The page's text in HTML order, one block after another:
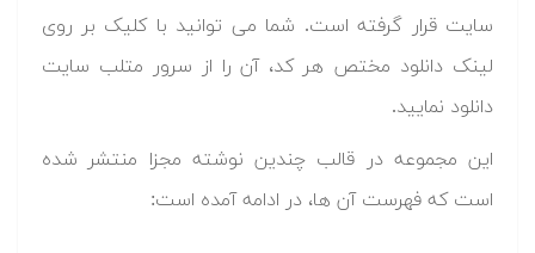
سایت قرار گرفته است. شما می توانید با کلیک بر روی
لینک دانلود مختص هر کد، آن را از سرور متلب سایت
دانلود نمایید.‬
این مجموعه در قالب چندین نوشته مجزا منتشر شده
است که فهرست آن ها، در ادامه آمده است: